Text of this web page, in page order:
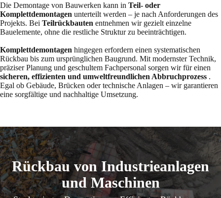
Die Demontage von Bauwerken kann in Teil- oder
Komplettdemontagen unterteilt werden – je nach Anforderungen des
Projekts. Bei Teilrückbauten entnehmen wir gezielt einzelne
Bauelemente, ohne die restliche Struktur zu beeinträchtigen.
Komplettdemontagen hingegen erfordern einen systematischen
Rückbau bis zum ursprünglichen Baugrund. Mit modernster Technik,
präziser Planung und geschultem Fachpersonal sorgen wir für einen
sicheren, effizienten und umweltfreundlichen Abbruchprozess .
Egal ob Gebäude, Brücken oder technische Anlagen – wir garantieren
eine sorgfältige und nachhaltige Umsetzung.
Rückbau von Industrieanlagen
und Maschinen